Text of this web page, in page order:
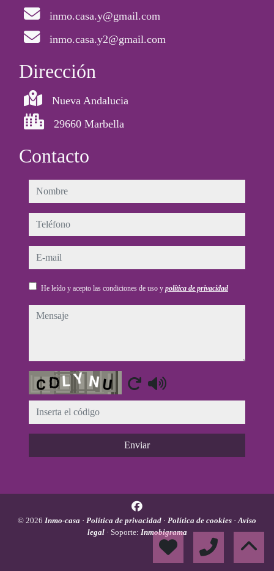
inmo.casa.y@gmail.com
inmo.casa.y2@gmail.com
Dirección
Nueva Andalucia
29660 Marbella
Contacto
nombre
teléfono
e-mail
He leído y acepto las condiciones de uso y política de privacidad
mensaje
Captcha
Enviar
© 2026 Inmo-casa · Política de privacidad · Política de cookies ·Aviso
legal · Soporte: Inmobigrama